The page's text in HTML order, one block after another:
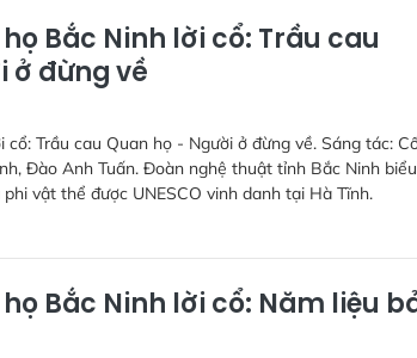
Bắc Ninh lời cổ: Trầu cau
ở đừng về
cổ: Trầu cau Quan họ - Người ở đừng về. Sáng tác:
Đào Anh Tuấn. Đoàn nghệ thuật tỉnh Bắc Ninh
vật thể được UNESCO vinh danh tại Hà Tĩnh.
Bắc Ninh lời cổ: Năm liệu